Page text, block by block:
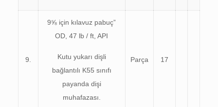
9.
9⅝ için kılavuz pabuç”
OD, 47 lb / ft, API
Kutu yukarı dişli
bağlantılı K55 sınıfı
payanda dişi
muhafazası.
Parça 17